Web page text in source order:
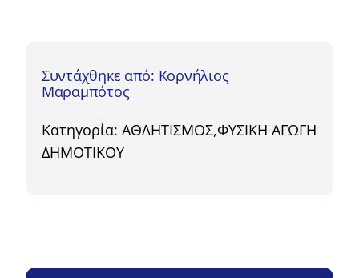
Συντάχθηκε από: Κορνήλιος
Μαραμπότος
Κατηγορία: ΑΘΛΗΤΙΣΜΟΣ,ΦΥΣΙΚΗ ΑΓΩΓΗ
ΔΗΜΟΤΙΚΟΥ